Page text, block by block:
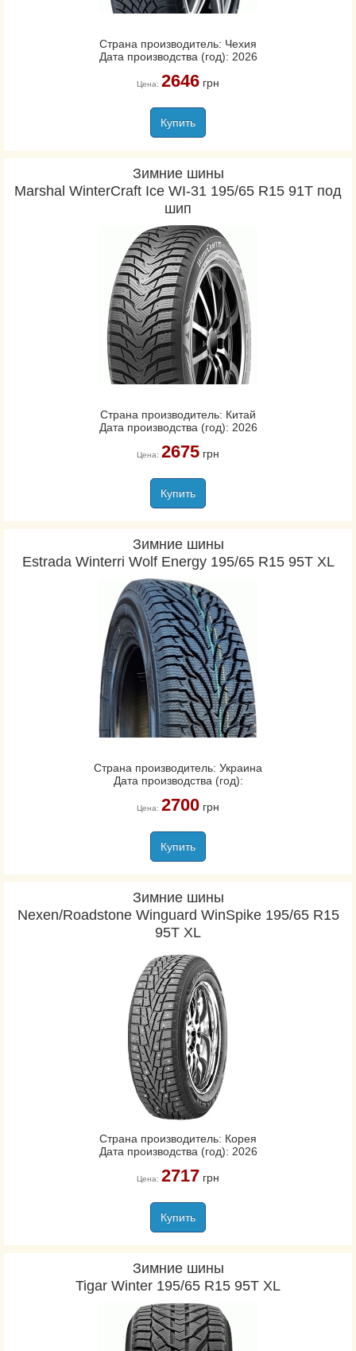
Страна производитель: Чехия
Дата производства (год): 2026
Цена: 2646грн
Купить
Зимние шины
Marshal WinterCraft Ice WI-31 195/65 R15 91T под
шип
Страна производитель: Китай
Дата производства (год): 2026
Цена: 2675грн
Купить
Зимние шины
Estrada Winterri Wolf Energy 195/65 R15 95T XL
Страна производитель: Украина
Дата производства (год):
Цена: 2700грн
Купить
Зимние шины
Nexen/Roadstone Winguard WinSpike 195/65 R15
95T XL
Страна производитель: Корея
Дата производства (год): 2026
Цена: 2717грн
Купить
Зимние шины
Tigar Winter 195/65 R15 95T XL